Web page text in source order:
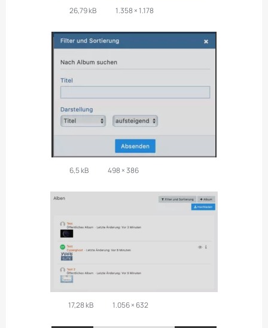
26,79 kB 1.358 × 1.178
6,5 kB 498 × 386
17,28 kB 1.056 × 632